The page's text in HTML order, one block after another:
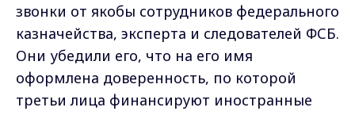
звонки от якобы сотрудников федерального
казначейства, эксперта и следователей ФСБ.
Они убедили его, что на его имя
оформлена доверенность, по которой
третьи лица финансируют иностранные